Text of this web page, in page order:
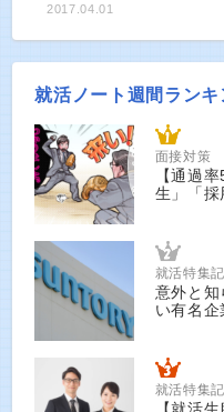
2017.04.01
就活ノート週間ランキ
面接対策
【通過
生」「採
就活特集
意外と知
い有名企
就活特集